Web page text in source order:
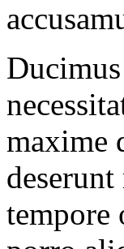
maxime
tempore